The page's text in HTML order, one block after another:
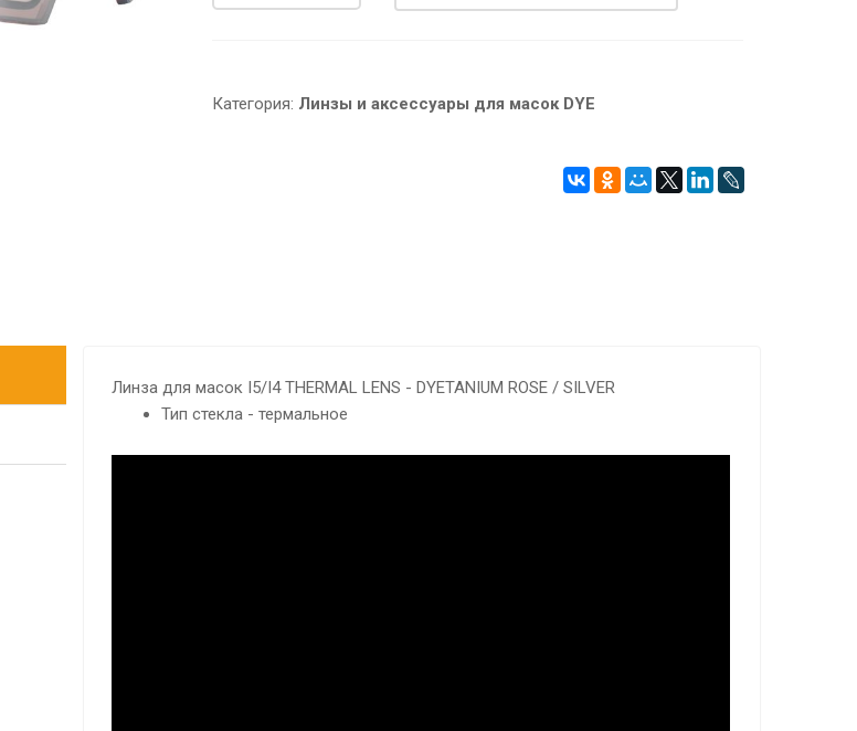
Категория: Линзы и аксессуары для масок DYE
Линза для масок I5/I4 THERMAL LENS - DYETANIUM ROSE / SILVER
Тип стекла - термальное